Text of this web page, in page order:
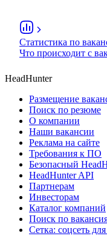
Статистика по
Что происходит с
HeadHunter
Размещение
Поиск по резюме
О компании
Наши вакансии
Реклама на сайте
Требования к ПО
Безопасный
HeadHunter API
Партнерам
Инвесторам
Каталог компаний
Поиск по
Сетка: соцсеть